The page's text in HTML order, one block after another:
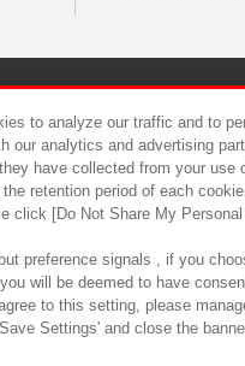
食品のご提供について
to analyze our traffic and to
our analytics and advertising
have collected from your
retention period of each
click [Do Not Share My
preference signals , if you
will be deemed to have
to this setting, please
Settings' and close the